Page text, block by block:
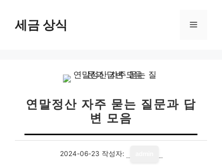
세금 상식 메
연말정산 자주 묻는 질문과 답
변 모음
2024-06-23 작성자: